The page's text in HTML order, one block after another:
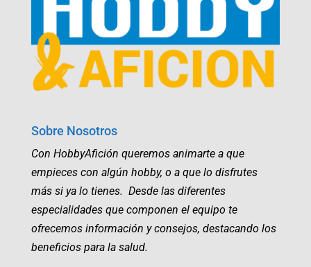
Sobre Nosotros
Con HobbyAfición queremos animarte a que
empieces con algún hobby, o a que lo disfrutes
más si ya lo tienes. Desde las diferentes
especialidades que componen el equipo te
ofrecemos información y consejos, destacando los
beneficios para la salud.